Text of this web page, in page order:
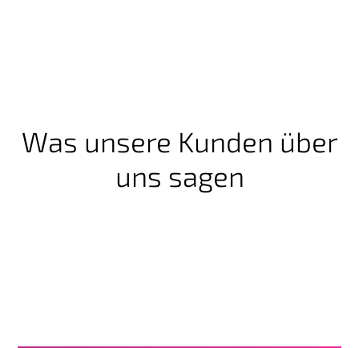
Was unsere Kunden über
uns sagen